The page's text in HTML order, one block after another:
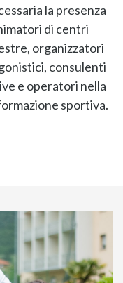
la presenza
di centri
organizzatori
consulenti
e operatori nella
sportiva.